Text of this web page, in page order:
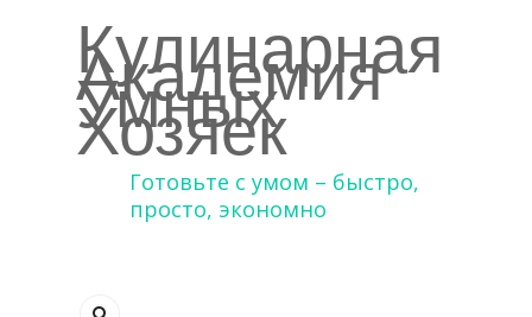
Кулинарная
Академия
Умных
Хозяек
Готовьте с умом – быстро,
просто, экономно